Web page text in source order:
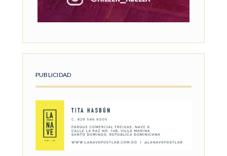
PUBLICIDAD